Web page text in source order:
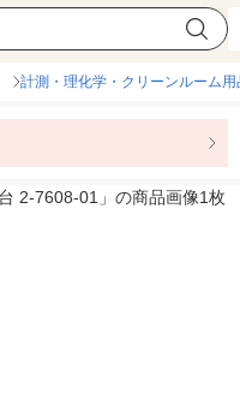
計測・理化学・クリーンルーム用